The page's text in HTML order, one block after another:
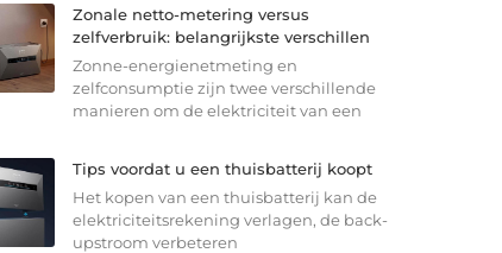
Zonale netto-metering versus
zelfverbruik: belangrijkste verschillen
Zonne-energienetmeting en
zelfconsumptie zijn twee verschillende
manieren om de elektriciteit van een
Tips voordat u een thuisbatterij koopt
Het kopen van een thuisbatterij kan de
elektriciteitsrekening verlagen, de back-
upstroom verbeteren